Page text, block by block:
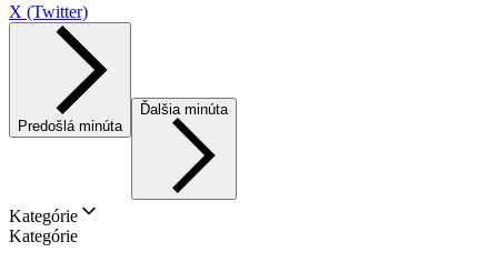
X (Twitter)
Predošlá minúta
Ďalšia minúta
Kategórie
Kategórie